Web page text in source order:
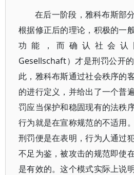
在后一阶段，雅科布斯部
根据修正后的理论，积极的一
功能，而确认社会认
Gesellschaft）才是刑罚公开
此，雅科布斯通过社会秩序的
的进行定义，并给出了一个普
罚应当保护和稳固现有的法秩
行为就是在宣称规范的不适用
刑罚便是在表明，行为人通过
不足为鉴，被攻击的规范即使
是有效的。这个模式实际上说